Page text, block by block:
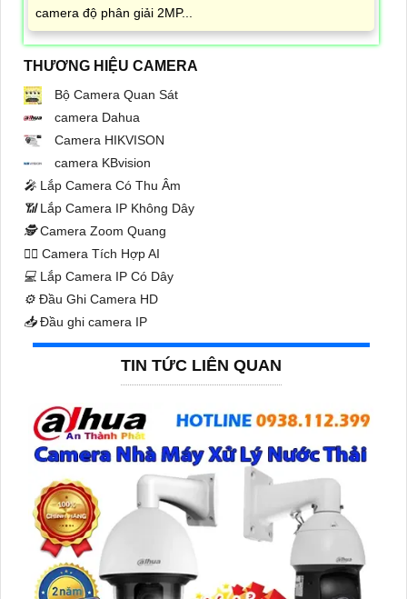
camera độ phân giải 2MP...
THƯƠNG HIỆU CAMERA
Bộ Camera Quan Sát
camera Dahua
Camera HIKVISON
camera KBvision
️🎤️ Lắp Camera Có Thu Âm
📶Lắp Camera IP Không Dây
🕵️Camera Zoom Quang
🧛‍♀️ Camera Tích Hợp AI
💻 Lắp Camera IP Có Dây
⚙️ Đầu Ghi Camera HD
📥Đầu ghi camera IP
TIN TỨC LIÊN QUAN